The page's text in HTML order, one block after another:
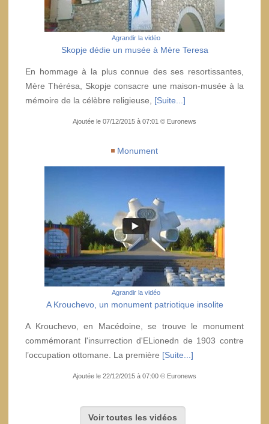
Agrandir la vidéo
Skopje dédie un musée à Mère Teresa
En hommage à la plus connue des ses resortissantes,
Mère Thérésa, Skopje consacre une maison-musée à la
mémoire de la célèbre religieuse, [Suite...]
Ajoutée le 07/12/2015 à 07:01 © Euronews
Monument
Agrandir la vidéo
A Krouchevo, un monument patriotique insolite
A Krouchevo, en Macédoine, se trouve le monument
commémorant l'insurrection d'ELionedn de 1903 contre
l’occupation ottomane. La première [Suite...]
Ajoutée le 22/12/2015 à 07:00 © Euronews
Voir toutes les vidéos